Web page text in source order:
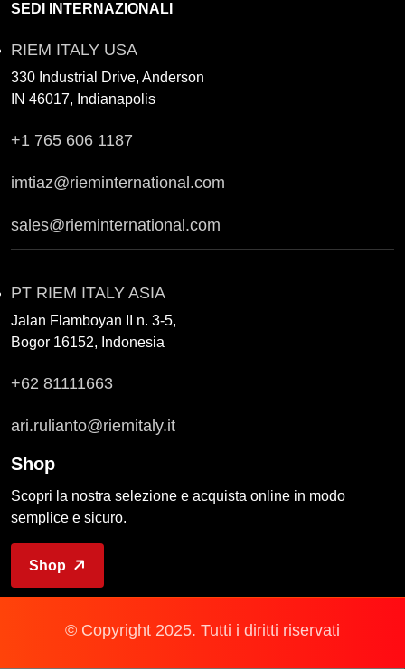
SEDI INTERNAZIONALI
RIEM ITALY USA
330 Industrial Drive, Anderson
IN 46017, Indianapolis
+1 765 606 1187
imtiaz@rieminternational.com
sales@rieminternational.com
PT RIEM ITALY ASIA
Jalan Flamboyan II n. 3-5,
Bogor 16152, Indonesia
+62 81111663
ari.rulianto@riemitaly.it
Shop
Scopri la nostra selezione e acquista online in modo
semplice e sicuro.
Shop
© Copyright 2025. Tutti i diritti riservati